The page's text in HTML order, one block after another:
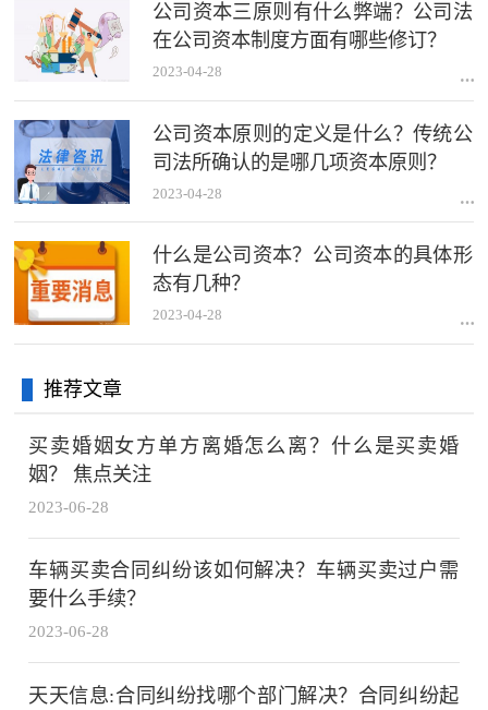
公司资本三原则有什么弊端？公司法
在公司资本制度方面有哪些修订？
2023-04-28
公司资本原则的定义是什么？传统公
司法所确认的是哪几项资本原则？
2023-04-28
什么是公司资本？​公司资本的具体形
态有几种？
2023-04-28
推荐文章
买卖婚姻女方单方离婚怎么离？什么是买卖婚
姻？ 焦点关注
2023-06-28
车辆买卖合同纠纷该如何解决？车辆买卖过户需
要什么手续？
2023-06-28
天天信息:合同纠纷找哪个部门解决？合同纠纷起